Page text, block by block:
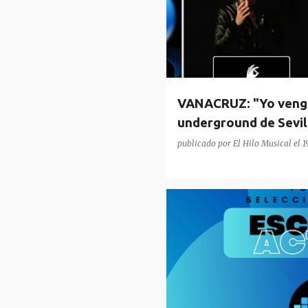
VANACRUZ: "Yo
underground de
publicado por El Hilo Musical el
RADIO